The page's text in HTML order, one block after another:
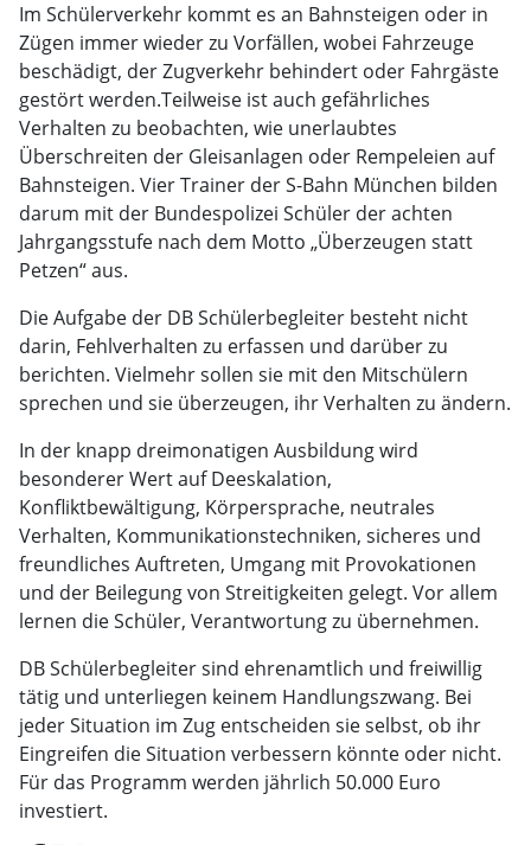
Im Schülerverkehr kommt es an Bahnsteigen oder in
Zügen immer wieder zu Vorfällen, wobei Fahrzeuge
beschädigt, der Zugverkehr behindert oder Fahrgäste
gestört werden.Teilweise ist auch gefährliches
Verhalten zu beobachten, wie unerlaubtes
Überschreiten der Gleisanlagen oder Rempeleien auf
Bahnsteigen. Vier Trainer der S-Bahn München bilden
darum mit der Bundespolizei Schüler der achten
Jahrgangsstufe nach dem Motto „Überzeugen statt
Petzen“ aus.
Die Aufgabe der DB Schülerbegleiter besteht nicht
darin, Fehlverhalten zu erfassen und darüber zu
berichten. Vielmehr sollen sie mit den Mitschülern
sprechen und sie überzeugen, ihr Verhalten zu ändern.
In der knapp dreimonatigen Ausbildung wird
besonderer Wert auf Deeskalation,
Konfliktbewältigung, Körpersprache, neutrales
Verhalten, Kommunikationstechniken, sicheres und
freundliches Auftreten, Umgang mit Provokationen
und der Beilegung von Streitigkeiten gelegt. Vor allem
lernen die Schüler, Verantwortung zu übernehmen.
DB Schülerbegleiter sind ehrenamtlich und freiwillig
tätig und unterliegen keinem Handlungszwang. Bei
jeder Situation im Zug entscheiden sie selbst, ob ihr
Eingreifen die Situation verbessern könnte oder nicht.
Für das Programm werden jährlich 50.000 Euro
investiert.